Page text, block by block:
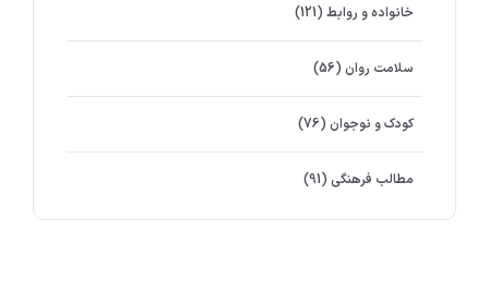
خانواده و روابط (121)
سلامت روان (56)
کودک و نوجوان (76)
مطالب فرهنگی (91)